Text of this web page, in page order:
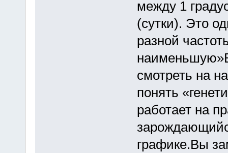
между 1
(сутки). Это
разной
смотреть на
понять
работает на
графике.Вы